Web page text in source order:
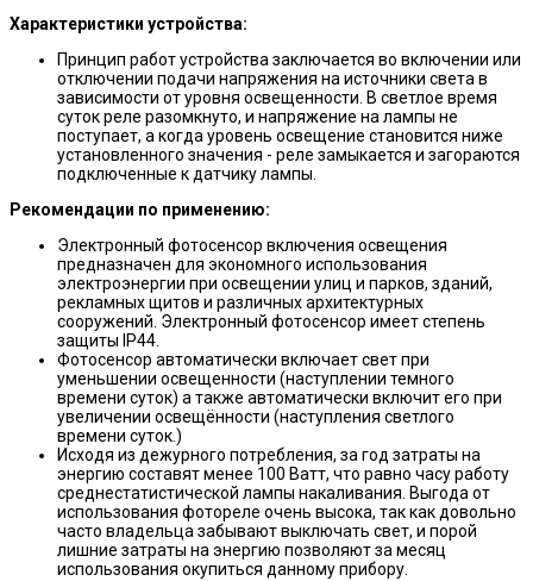
Характеристики устройства:
Принцип работ устройства заключается во включении или
отключении подачи напряжения на источники света в
зависимости от уровня освещенности. В светлое время
суток реле разомкнуто, и напряжение на лампы не
поступает, а когда уровень освещение становится ниже
установленного значения - реле замыкается и загораются
подключенные к датчику лампы.
Рекомендации по применению:
Электронный фотосенсор включения освещения
предназначен для экономного использования
электроэнергии при освещении улиц и парков, зданий,
рекламных щитов и различных архитектурных
сооружений. Электронный фотосенсор имеет степень
защиты IP44.
Фотосенсор автоматически включает свет при
уменьшении освещенности (наступлении темного
времени суток) а также автоматически включит его при
увеличении освещённости (наступления светлого
времени суток.)
Исходя из дежурного потребления, за год затраты на
энергию составят менее 100 Ватт, что равно часу работу
среднестатистической лампы накаливания. Выгода от
использования фотореле очень высока, так как довольно
часто владельца забывают выключать свет, и порой
лишние затраты на энергию позволяют за месяц
использования окупиться данному прибору.